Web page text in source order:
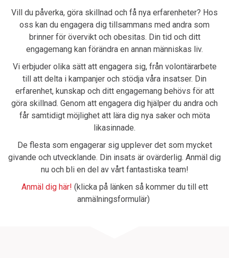
Vill du påverka, göra skillnad och få nya erfarenheter? Hos
oss kan du engagera dig tillsammans med andra som
brinner för övervikt och obesitas. Din tid och ditt
engagemang kan förändra en annan människas liv.
Vi erbjuder olika sätt att engagera sig, från volontärarbete
till att delta i kampanjer och stödja våra insatser. Din
erfarenhet, kunskap och ditt engagemang behövs för att
göra skillnad. Genom att engagera dig hjälper du andra och
får samtidigt möjlighet att lära dig nya saker och möta
likasinnade.
De flesta som engagerar sig upplever det som mycket
givande och utvecklande. Din insats är ovärderlig. Anmäl dig
nu och bli en del av vårt fantastiska team!
Anmäl dig här! (klicka på länken så kommer du till ett
anmälningsformulär)